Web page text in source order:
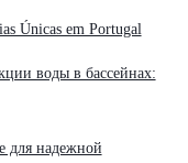
Únicas em Portugal
воды в бассейнах:
для надежной